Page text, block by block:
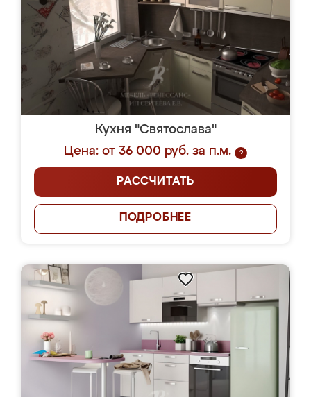
Кухня "Святослава"
Цена: от 36 000 руб. за п.м.
?
РАССЧИТАТЬ
ПОДРОБНЕЕ